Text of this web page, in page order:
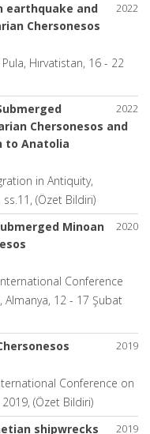
2022
earthquake and
Chersonesos
Pula, Hırvatistan, 16 - 22
2022
Chersonesos and
to Anatolia
in Antiquity,
(Özet Bildiri)
2020
Minoan
International Conference
Almanya, 12 - 17 Şubat
2019
Conference on
(Özet Bildiri)
2019
shipwrecks